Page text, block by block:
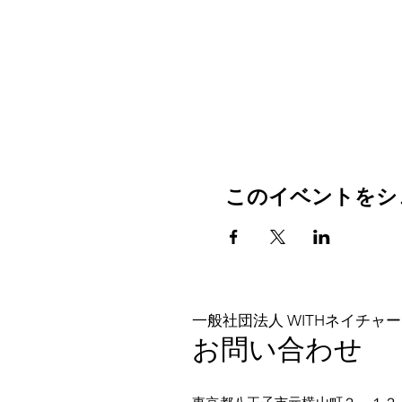
このイベントを
一般社団法人 WITHネイチャー
お問い合わせ